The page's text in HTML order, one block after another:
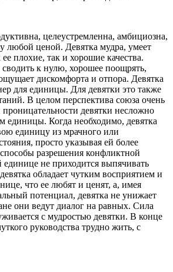
целеустремленна, амбициозна,
любой ценой. Девятка мудра, умеет
плохие, так и хорошие качества.
сводить к нулю, хорошее поощрять,
дискомфорта и отпора. Девятка
для единицы. Для девятки это также
В целом перспектива союза очень
девятки несложно
единицы. Когда необходимо, девятка
единицу из мрачного или
просто указывая ей более
разрешения конфликтной
единице не приходится выпячивать
обладает чутким восприятием и
что ее любят и ценят, а, имея
потенциал, девятка не унижает
они ведут диалог на равных. Сила
с мудростью девятки. В конце
руководства трудно жить, с